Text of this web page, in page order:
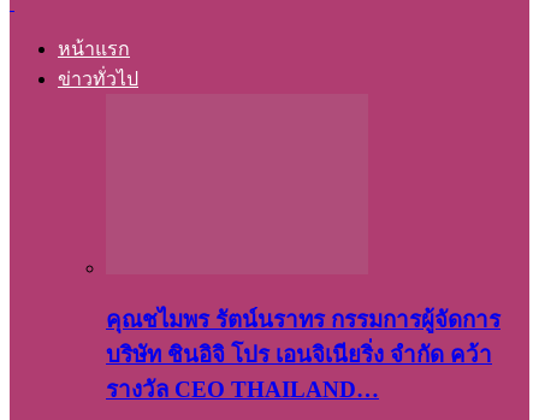
หน้าแรก
ข่าวทั่วไป
คุณชไมพร​ รัตน์​นรา​ทร​ กรรมการ​ผู้จัดการ
บริษัท​ ชินอิจิ​ โปร​ เอน​จิเนีย​ริ่ง​ จำกัด คว้า
รางวัล CEO THAILAND…